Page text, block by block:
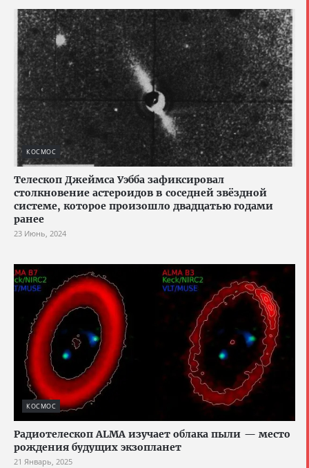
КОСМОС
Телескоп Джеймса Уэбба зафиксировал
столкновение астероидов в соседней звёздной
системе, которое произошло двадцатью годами
ранее
23 Июнь, 2024
КОСМОС
Радиотелескоп ALMA изучает облака пыли — место
рождения будущих экзопланет
21 Январь, 2025